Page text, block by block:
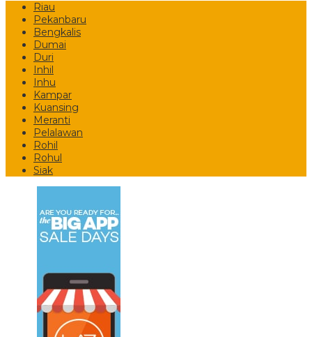
Riau
Pekanbaru
Bengkalis
Dumai
Duri
Inhil
Inhu
Kampar
Kuansing
Meranti
Pelalawan
Rohil
Rohul
Siak